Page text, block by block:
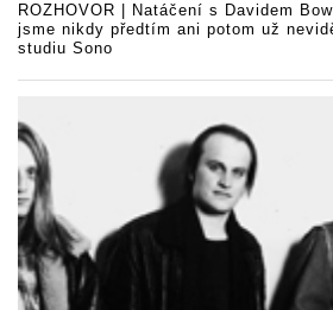
ROZHOVOR | Natáčení s Davidem
jsme nikdy předtím ani potom už
studiu Sono